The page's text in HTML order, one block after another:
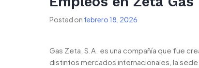
Posted on febrero 18, 2026
Gas Zeta, S.A. es una compañía que fue
distintos mercados internacionales, la sede